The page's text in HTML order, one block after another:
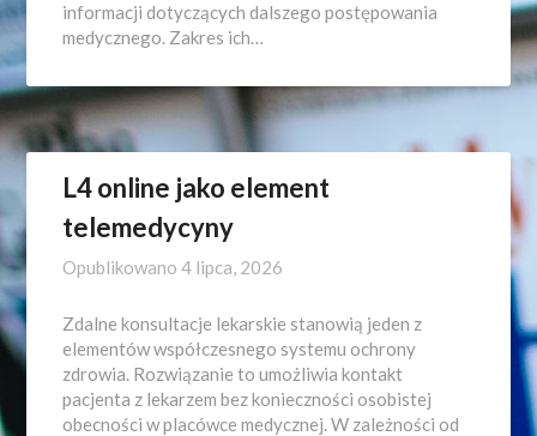
informacji dotyczących dalszego postępowania
medycznego. Zakres ich…
L4 online jako element
telemedycyny
Opublikowano4 lipca, 2026
Zdalne konsultacje lekarskie stanowią jeden z
elementów współczesnego systemu ochrony
zdrowia. Rozwiązanie to umożliwia kontakt
pacjenta z lekarzem bez konieczności osobistej
obecności w placówce medycznej. W zależności od